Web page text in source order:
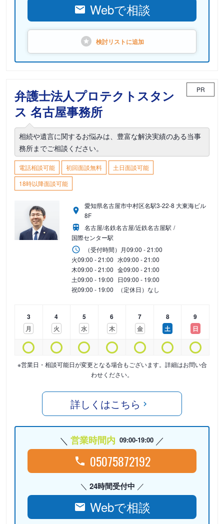
Webで相談
検討リストに追加
弁護士法人プロテクトスタン
ス 名古屋事務所
PR
相続や遺言に関するお悩みは、豊富な解決実績のある当事
務所までご相談ください。
電話相談可能 初回面談無料
土日面談可能
18時以降面談可能
愛知県名古屋市中村区名駅3-22-8 大東海ビル
8F
名古屋/名鉄名古屋/近鉄名古屋駅
国際センター駅
（受付時間） 月09:00 - 21:00
火09:00 - 21:00 水09:00 - 21:00
木09:00 - 21:00 金09:00 - 21:00
土09:00 - 19:00 日09:00 - 19:00
祝09:00 - 19:00 （定休日）なし
3
月
4
火
5
水
6
木
7
金
8
土
9
日
※営業日・相談可能日が変更となる場合もございます。詳細はお問い合
わせください。
詳しくはこちら
営業時間内 09:00-19:00
05075872192
24時間受付中
Webで相談